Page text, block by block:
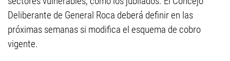
Deliberante de General Roca deberá definir en las
próximas semanas si modifica el esquema de cobro
vigente.